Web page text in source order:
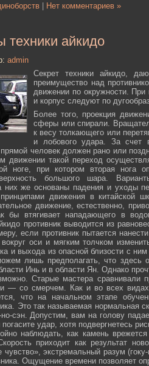
Нет комментариев »
техники айкидо
admin
Секрет техники айкидо,
преимущество над
движении по окружности. При
и корпус следуют по
Более того, проекция
сферы или спирали.
к весу толкающего или
и лобового удара. За счет
человек должен рано или
движении такой переход
ноге, при котором вторая
большого шара.
них же основаны падения и уходы
движения в китайской
движение, естественно,
бы втягивает нападающего в
противник выводится из
если противник пытается
вокруг оси и мягким толчком
и выхода из опасной близости с
лишь предполагать, что здесь
Инь и в области Ян. Однако
Старые мастера
— со смерчем. Как и во всех видах
что на начальном этапе
Это так называемая
сэн. Допустим, вам на голову
погасите удар, хотя подвергнетесь
наблюдать, как камень
приходит как результат
чувство», экстремальный разум
Ощущение времени позволяет